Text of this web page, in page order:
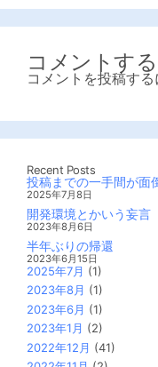
コメントする
コメントを投稿する
Recent Posts
投稿までの一手間が面
2025年7月8日
開発環境とかいう妄言
2023年8月6日
半年ぶりの帰還
2023年6月15日
2025年7月 (1)
2023年8月 (1)
2023年6月 (1)
2023年1月 (2)
2022年12月 (41)